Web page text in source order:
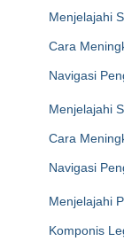
Menjelajahi
Cara
Navigasi
Menjelajahi
Cara
Navigasi
Menjelajahi
Komponis